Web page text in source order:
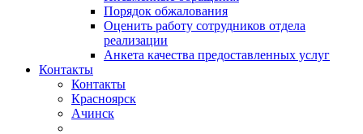
Порядок обжалования
Оценить работу сотрудников отдела
реализации
Анкета качества предоставленных услуг
Контакты
Контакты
Красноярск
Ачинск